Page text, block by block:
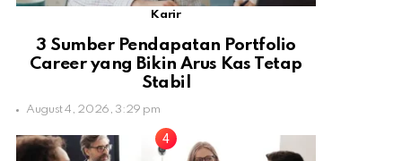
Karir
3 Sumber Pendapatan Portfolio
Career yang Bikin Arus Kas Tetap
Stabil
August 4, 2026, 3:29 pm